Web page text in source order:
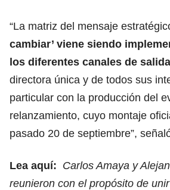
“La matriz del mensaje
cambiar’ viene siendo
los diferentes canales de
directora única y de todos sus
particular con la producción del
relanzamiento, cuyo montaje
pasado 20 de septiembre”,
Lea aquí: Carlos Amaya y
reunieron con el propósito de